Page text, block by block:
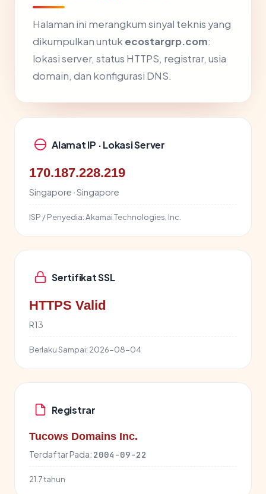
Halaman ini merangkum sinyal teknis yang
dikumpulkan untuk ecostargrp.com:
lokasi server, status HTTPS, registrar, usia
domain, dan konfigurasi DNS.
Alamat IP · Lokasi Server
170.187.228.219
Singapore · Singapore
ISP / Penyedia:Akamai Technologies, Inc.
Sertifikat SSL
HTTPS Valid
R13
Berlaku Sampai: 2026-08-04
Registrar
Tucows Domains Inc.
Terdaftar Pada: 2004-09-22
21.7 tahun